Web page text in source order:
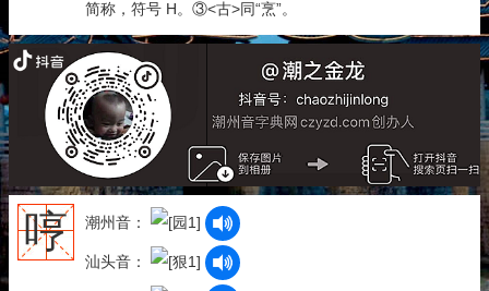
简称，符号 H。③<古>同“烹”。
哼 潮州音：
汕头音：